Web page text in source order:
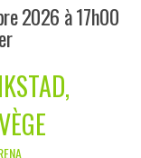
2026 à 17h00